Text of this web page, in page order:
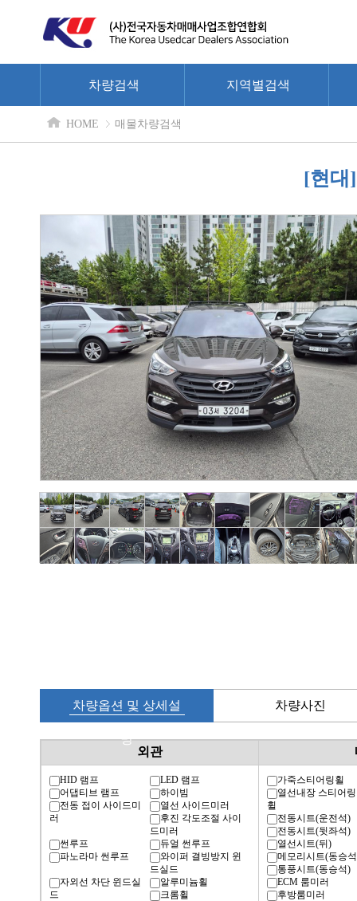
차량검색 지역별검색
HOME 매물차량검색
[현대
차량옵션 및 상세설
명
차량사진
외관
HID 램프
LED 램프
어댑티브 램프
하이빔
전동 접이 사이드미
러
열선 사이드미러
후진 각도조절 사이
드미러
썬루프
듀얼 썬루프
파노라마 썬루프
와이퍼 결빙방지 윈
드실드
자외선 차단 윈드실
드
알루미늄휠
크롬휠
가죽스티어링휠
열선내장 스티어링
휠
전동시트(운전석)
전동시트(뒷좌석)
열선시트(뒤)
메모리시트(동승
통풍시트(동승석)
ECM 룸미러
후방룸미러